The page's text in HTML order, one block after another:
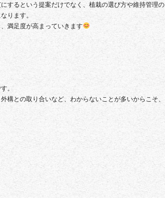
するという提案だけでなく、植栽の選び方や維持管理の
ります。
満足度が高まっていきます
。
構との取り合いなど、わからないことが多いからこそ、